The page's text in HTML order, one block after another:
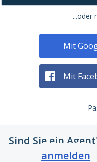
...oder
Mit
Mit
Sind Sie ein
anmelden